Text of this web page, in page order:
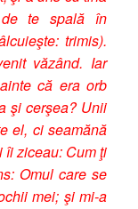
te spală în
trimis).
văzând. Iar
că era orb
şi cerşea? Unii
el, ci seamănă
îi ziceau: Cum ţi
Omul care se
mei; şi mi-a